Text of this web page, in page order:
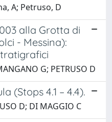
A; Petruso, D
alla Grotta di
- Messina):
G; PETRUSO D
(Stops 4.1 – 4.4).
D; DI MAGGIO C